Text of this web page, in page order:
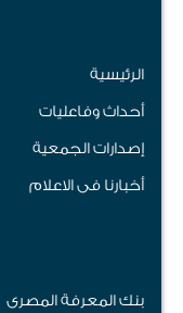
الرئيسية
أحداث وفاعليات
إصدارات الجمعية
أخبارنا فى الاعلام
بنك المعرفة المصرى